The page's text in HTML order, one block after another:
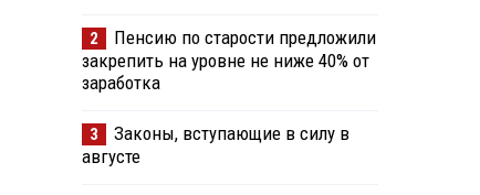
2
Пенсию по старости предложили
закрепить на уровне не ниже 40% от
заработка
3
Законы, вступающие в силу в
августе